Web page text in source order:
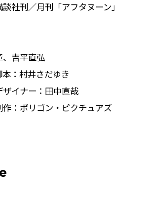
社刊／月刊「アフタヌーン」
、吉平直弘
：村井さだゆき
イナー：田中直哉
：ポリゴン・ピクチュアズ